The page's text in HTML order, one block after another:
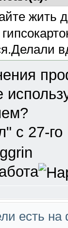
жить
с 27-го
есть